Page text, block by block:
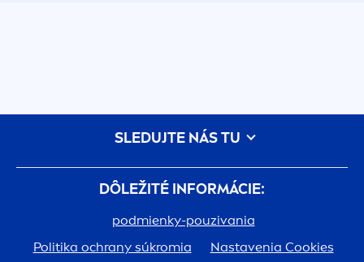
DÔLEŽITÉ INFORMÁCIE:
podmienky-pouzivania
Politika ochrany súkromia
Nastavenia Cookies
SLEDUJTE NÁS TU